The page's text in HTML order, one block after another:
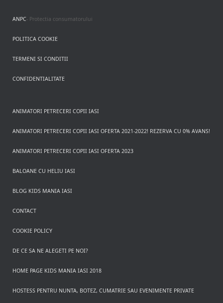
ANPC- Protectia consumatorului
POLITICA COOKIE
TERMENI SI CONDITII
CONFIDENTIALITATE
ANIMATORI PETRECERI COPII IASI
ANIMATORI PETRECERI COPII IASI OFERTA 2021-2022! REZERVA CU 0% AVANS!
ANIMATORI PETRECERI COPII IASI OFERTA 2023
BALOANE CU HELIU IASI
BLOG KIDS MANIA IASI
CONTACT
COOKIE POLICY
DE CE SA NE ALEGETI PE NOI?
HOME PAGE KIDS MANIA IASI 2018
HOSTESS PENTRU NUNTA, BOTEZ, CUMATRIE SAU EVENIMENTE PRIVATE